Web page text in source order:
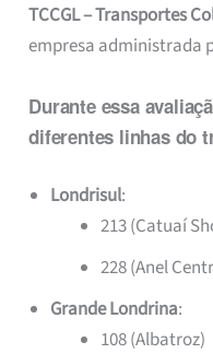
TCCGL – Transportes
empresa administrada
Durante essa
diferentes linhas do
Londrisul:
213 (Catuaí
228 (Anel
Grande Londrina:
108 (Albatroz)